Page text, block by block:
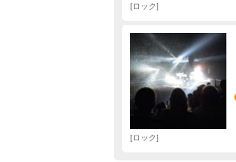
ロック
ロック